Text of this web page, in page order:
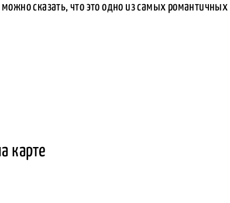
сказать, что это одно из самых романтичных
карте